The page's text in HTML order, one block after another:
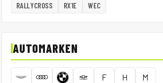
RALLYCROSS
RX1E WEC
AUTOMARKEN
F H M